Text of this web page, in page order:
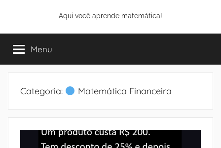
o
conteúdo
Aqui você aprende matemática!
Menu
Categoria: Matemática Financeira